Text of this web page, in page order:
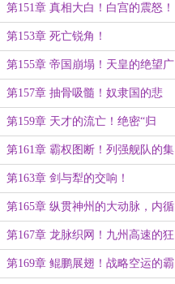
顿！
第151章 真相大白！白宫的震怒！
第153章 死亡锐角！
第155章 帝国崩塌！天皇的绝望广
播！
第157章 抽骨吸髓！奴隶国的悲
歌！
第159章 天才的流亡！绝密“归
燕”计划！
第161章 霸权图断！列强舰队的集
体哀嚎！
第163章 剑与犁的交响！
第165章 纵贯神州的大动脉，内循
环的黄金时代！
第167章 龙脉织网！九州高速的狂
飙！
第169章 鲲鹏展翅！战略空运的霸